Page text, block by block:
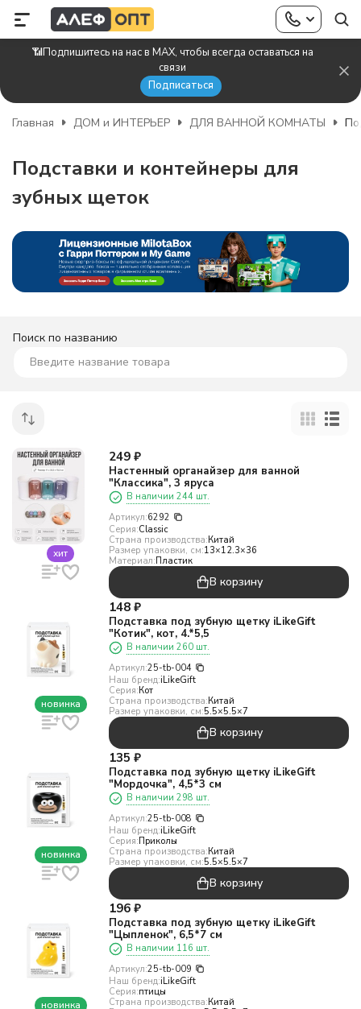
📶Подпишитесь на нас в MAX, чтобы всегда оставаться на
связи
Подписаться
Главная ДОМ и ИНТЕРЬЕР ДЛЯ ВАННОЙ КОМНАТЫ
Подставки и контейнеры для
зубных щеток
Поиск по названию
хит
249 ₽
Настенный органайзер для ванной
"Классика", 3 яруса
В наличии 244 шт.
Артикул:6292
Серия:Classic
Страна производства:Китай
Размер упаковки, см:13×12.3×36
Материал:Пластик
В корзину
новинка
148 ₽
Подставка под зубную щетку iLikeGift
"Котик", кот, 4.*5,5
В наличии 260 шт.
Артикул:25-tb-004
Наш бренд:iLikeGift
Серия:Кот
Страна производства:Китай
Размер упаковки, см:5.5×5.5×7
В корзину
новинка
135 ₽
Подставка под зубную щетку iLikeGift
"Мордочка", 4,5*3 см
В наличии 298 шт.
Артикул:25-tb-008
Наш бренд:iLikeGift
Серия:Приколы
Страна производства:Китай
Размер упаковки, см:5.5×5.5×7
В корзину
новинка
196 ₽
Подставка под зубную щетку iLikeGift
"Цыпленок", 6,5*7 см
В наличии 116 шт.
Артикул:25-tb-009
Наш бренд:iLikeGift
Серия:птицы
Страна производства:Китай